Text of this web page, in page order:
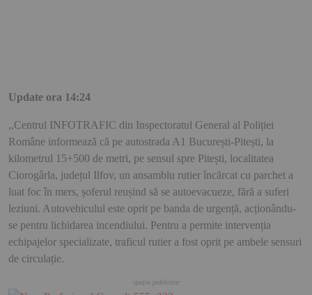
Update ora 14:24
,,Centrul INFOTRAFIC din Inspectoratul General al Poliției
Române informează că pe autostrada A1 București-Pitești, la
kilometrul 15+500 de metri, pe sensul spre Pitești, localitatea
Ciorogârla, județul Ilfov, un ansamblu rutier încărcat cu parchet a
luat foc în mers, șoferul reușind să se autoevacueze, fără a suferi
leziuni. Autovehiculul este oprit pe banda de urgență, acționându-
se pentru lichidarea incendiului. Pentru a permite intervenția
echipajelor specializate, traficul rutier a fost oprit pe ambele sensuri
de circulație.